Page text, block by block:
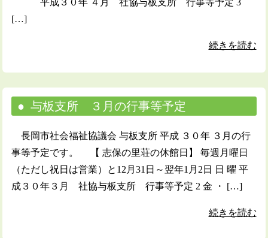
[…]
続きを読む
与板支所 ３月の行事等予定
長岡市社会福祉協議会 与板支所 平成 ３０年 ３月の行
事等予定です。 【 志保の里荘の休館日】 毎週月曜日
（ただし祝日は営業）と12月31日～翌年1月2日 日 曜 平
成３０年３月 社協与板支所 行事等予定 2 金 ・ […]
続きを読む